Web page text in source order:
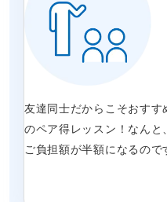
友達同士だからこそおすす
のペア得レッスン！なんと
ご負担額が半額になるので